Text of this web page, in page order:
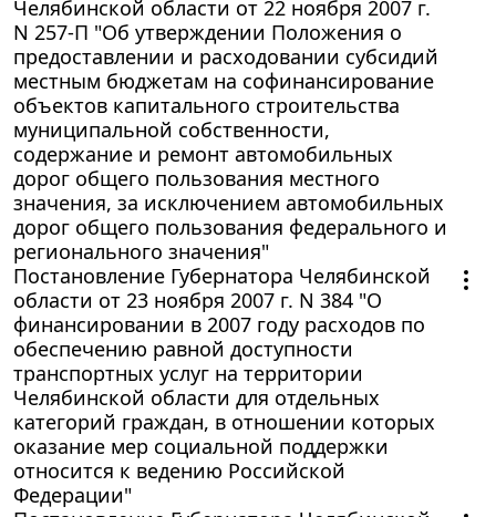
Челябинской области от 22 ноября 2007 г.
N 257-П "Об утверждении Положения о
предоставлении и расходовании субсидий
местным бюджетам на софинансирование
объектов капитального строительства
муниципальной собственности,
содержание и ремонт автомобильных
дорог общего пользования местного
значения, за исключением автомобильных
дорог общего пользования федерального и
регионального значения"
Постановление Губернатора Челябинской
области от 23 ноября 2007 г. N 384 "О
финансировании в 2007 году расходов по
обеспечению равной доступности
транспортных услуг на территории
Челябинской области для отдельных
категорий граждан, в отношении которых
оказание мер социальной поддержки
относится к ведению Российской
Федерации"